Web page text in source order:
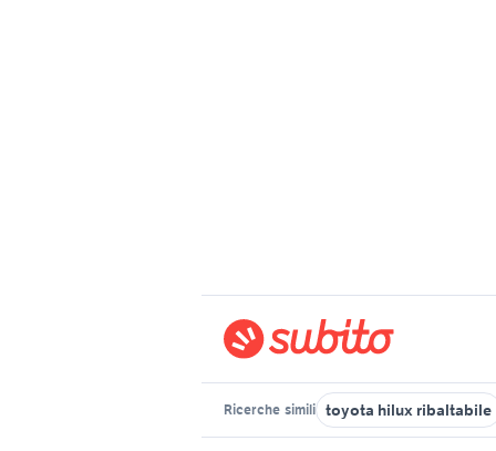
Ricerche simili toyota hilux ribaltabile